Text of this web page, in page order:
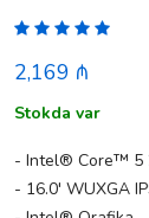
2,169 ₼
Stokda var
- Intel® Core™ 5
- 16.0' WUXGA